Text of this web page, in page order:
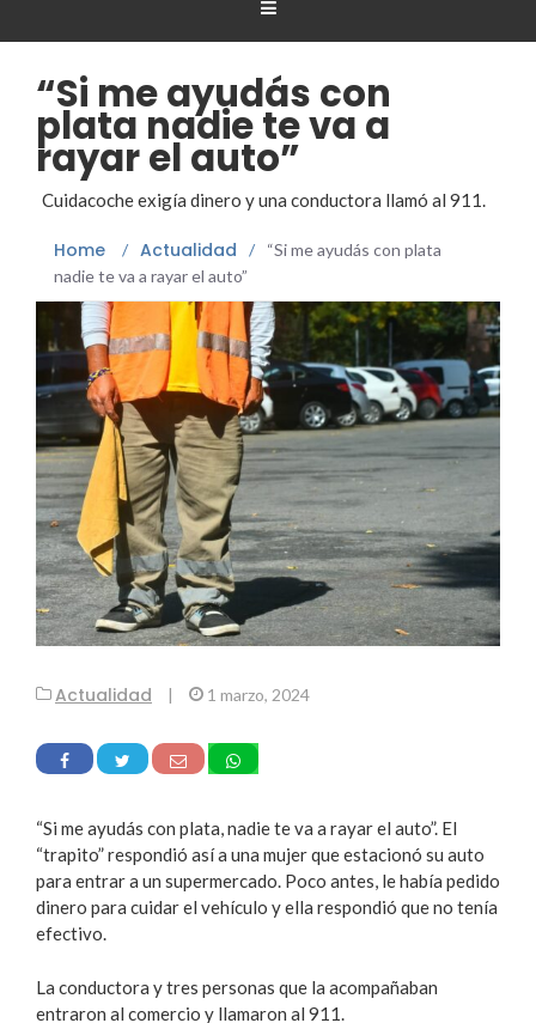
“Si me ayudás con
plata nadie te va a
rayar el auto”
Cuidacoche exigía dinero y una conductora llamó al 911.
Home / Actualidad /
“Si me ayudás con plata
nadie te va a rayar el auto”
Actualidad | 1 marzo, 2024
“Si me ayudás con plata, nadie te va a rayar el auto”. El
“trapito” respondió así a una mujer que estacionó su auto
para entrar a un supermercado. Poco antes, le había pedido
dinero para cuidar el vehículo y ella respondió que no tenía
efectivo.
La conductora y tres personas que la acompañaban
entraron al comercio y llamaron al 911.